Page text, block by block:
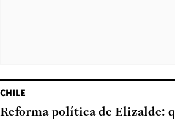
CHILE
Reforma política de Elizalde: